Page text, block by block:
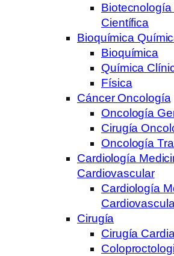
Científica
Bioquímica
Bioquímica
Química
Física
Cáncer Oncología
Oncología
Cirugía
Oncología
Cardiología
Cardiovascular
Cardiología
Cirugía
Cirugía